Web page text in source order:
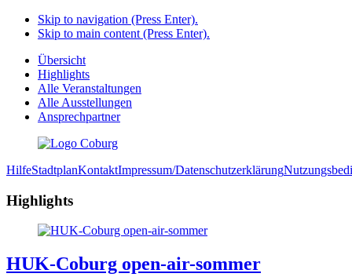
Skip to navigation (Press Enter).
Skip to main content (Press Enter).
Übersicht
Highlights
Alle Veranstaltungen
Alle Ausstellungen
Ansprechpartner
HilfeStadtplanKontaktImpressum/Datenschutzerklärung
Highlights
HUK-Coburg open-air-sommer